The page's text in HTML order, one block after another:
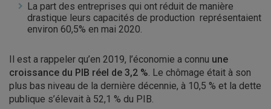
La part des entreprises qui ont réduit de manière
drastique leurs capacités de production représentaient
environ 60,5% en mai 2020.
Il est a rappeler qu’en 2019, l’économie a connu une
croissance du PIB réel de 3,2 %. Le chômage était à son
plus bas niveau de la dernière décennie, à 10,5 % et la dette
publique s’élevait à 52,1 % du PIB.